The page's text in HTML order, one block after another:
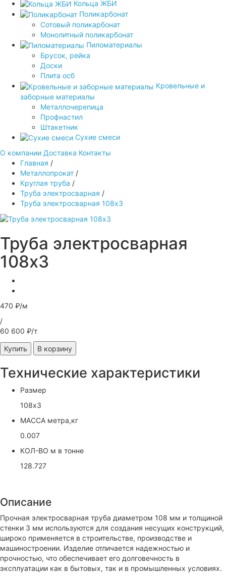
Кольца ЖБИ
Поликарбонат
Сотовый поликарбонат
Монолитный поликарбонат
Пиломатериалы
Брусок, рейка
Доски
Плита осб
Кровельные и
заборные материалы
Металлочерепица
Профнастил
Штакетник
Сухие смеси
О компании Доставка Контакты
Главная /
Металлопрокат /
Круглая труба /
Труба электросварная /
Труба электросварная 108х3
Труба электросварная
108х3
470 ₽/м
/
60 600 ₽/т
Купить В корзину
Технические характеристики
Размер
108х3
МАССА метра,кг
0.007
КОЛ-ВО м в тонне
128.727
Описание
Прочная электросварная труба диаметром 108 мм и толщиной
стенки 3 мм используются для создания несущих конструкций,
широко применяется в строительстве, производстве и
машиностроении. Изделие отличается надежностью и
прочностью, что обеспечивает его долговечность в
эксплуатации как в бытовых, так и в промышленных условиях.